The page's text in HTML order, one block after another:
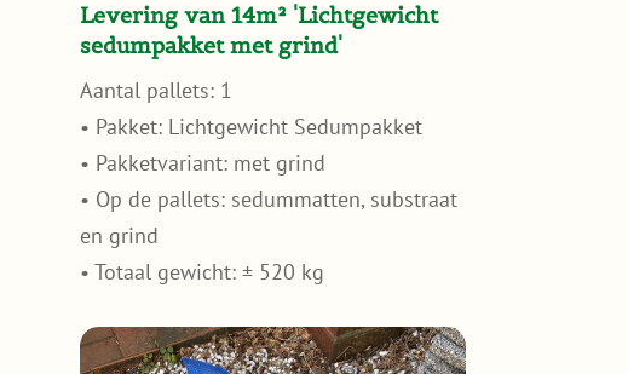
Levering van 14m² 'Lichtgewicht
sedumpakket met grind'
Aantal pallets: 1
• Pakket: Lichtgewicht Sedumpakket
• Pakketvariant: met grind
• Op de pallets: sedummatten, substraat
en grind
• Totaal gewicht: ± 520 kg